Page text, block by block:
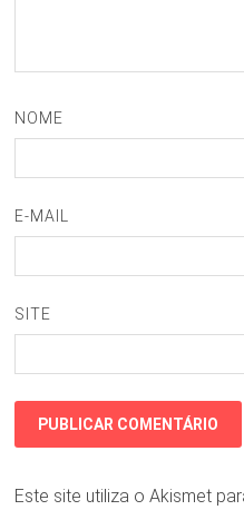
NOME
E-MAIL
SITE
Este site utiliza o Akismet